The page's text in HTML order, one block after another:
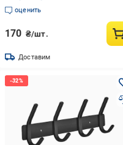
(30821228)
оценить
170 ₴/шт.
Доставим